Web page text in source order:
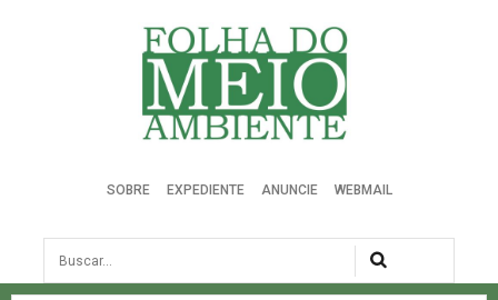
Folha do Meio Ambiente
SOBRE EXPEDIENTE ANUNCIE WEBMAIL
Busca